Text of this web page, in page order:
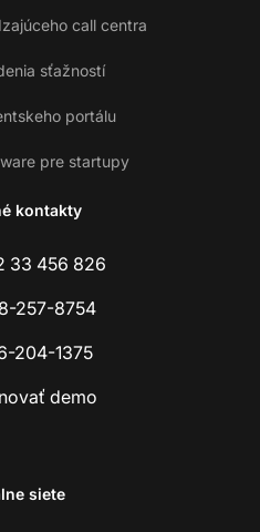
call centra
sťažností
portálu
pre startupy
kontakty
33 456 826
257-8754
204-1375
demo
siete